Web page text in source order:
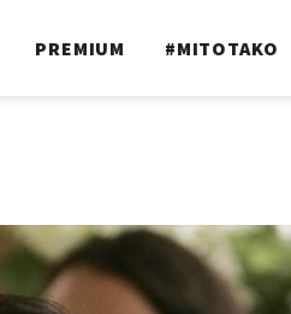
PREMIUM #MITOTAKO